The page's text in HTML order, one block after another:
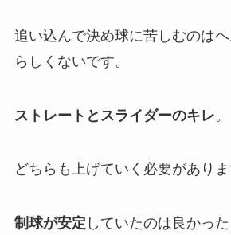
追い込んで決め球に苦しむのは
らしくないです。
ストレートとスライダーのキレ。
どちらも上げていく必要がありま
制球が安定 していたのは良かった